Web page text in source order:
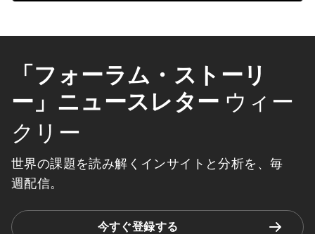
「フォーラム・ストーリ
ー」ニュースレター ウィー
クリー
世界の課題を読み解くインサイトと分析を、毎
週配信。
今すぐ登録する